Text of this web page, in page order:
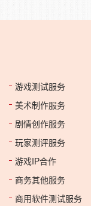
游戏测试服务
美术制作服务
剧情创作服务
玩家测评服务
游戏IP合作
商务其他服务
商用软件测试服务